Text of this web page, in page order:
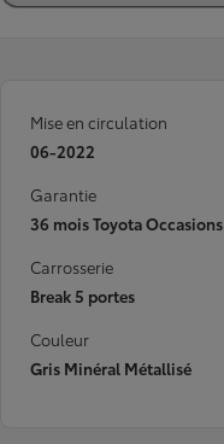
Mise en circulation
06-2022
Garantie
36 mois Toyota Occasions
Carrosserie
Break 5 portes
Couleur
Gris Minéral Métallisé